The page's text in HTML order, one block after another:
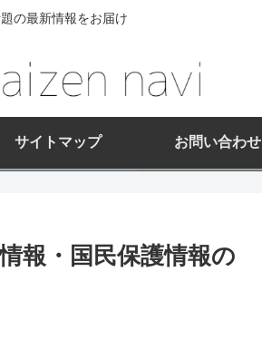
の最新情報をお届け
サイトマップ お問い合わせ
報・国民保護情報の